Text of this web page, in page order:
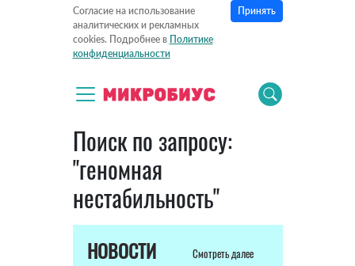
Согласие на использование
аналитических и рекламных
cookies. Подробнее в Политике
конфиденциальности
Принять
Поиск по запросу:
"геномная
нестабильность"
НОВОСТИ Смотреть далее